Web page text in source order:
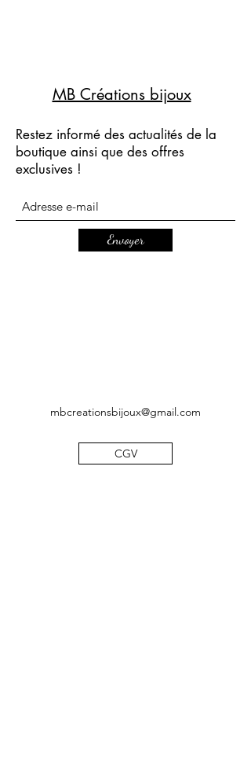
MB Créations bijoux
Restez informé des actualités de la
boutique ainsi que des offres
exclusives !
Envoyer
mbcreationsbijoux@gmail.com
CGV